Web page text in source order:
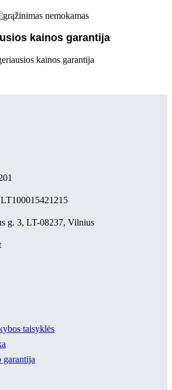
kainos garantija
g. 3, LT-08237, Vilnius
taisyklės
garantija